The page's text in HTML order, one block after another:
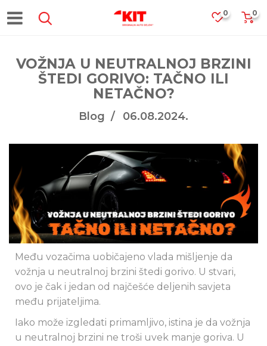
0
0
VOŽNJA U NEUTRALNOJ BRZINI
ŠTEDI GORIVO: TAČNO ILI
NETAČNO?
Blog 06.08.2024.
Među vozačima uobičajeno vlada mišljenje da
vožnja u neutralnoj brzini štedi gorivo. U stvari,
ovo je čak i jedan od najčešće deljenih savjeta
među prijateljima.
Iako može izgledati primamljivo, istina je da vožnja
u neutralnoj brzini ne troši uvek manje goriva. U